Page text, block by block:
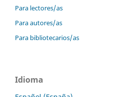
Para lectores/as
Para autores/as
Para bibliotecarios/as
Idioma